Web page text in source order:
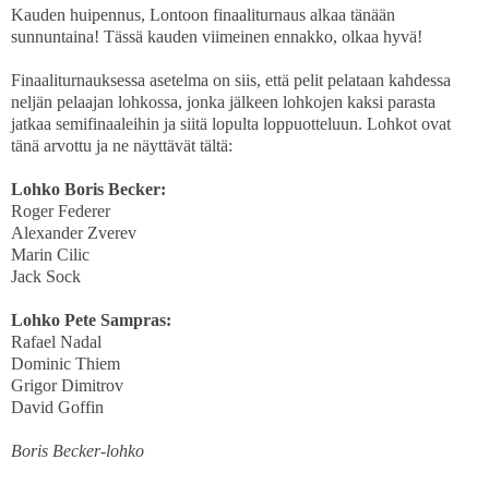
Kauden huipennus, Lontoon finaaliturnaus alkaa tänään
sunnuntaina! Tässä kauden viimeinen ennakko, olkaa hyvä!
Finaaliturnauksessa asetelma on siis, että pelit pelataan kahdessa
neljän pelaajan lohkossa, jonka jälkeen lohkojen kaksi parasta
jatkaa semifinaaleihin ja siitä lopulta loppuotteluun. Lohkot ovat
tänä arvottu ja ne näyttävät tältä:
Lohko Boris Becker:
Roger Federer
Alexander Zverev
Marin Cilic
Jack Sock
Lohko Pete Sampras:
Rafael Nadal
Dominic Thiem
Grigor Dimitrov
David Goffin
Boris Becker-lohko